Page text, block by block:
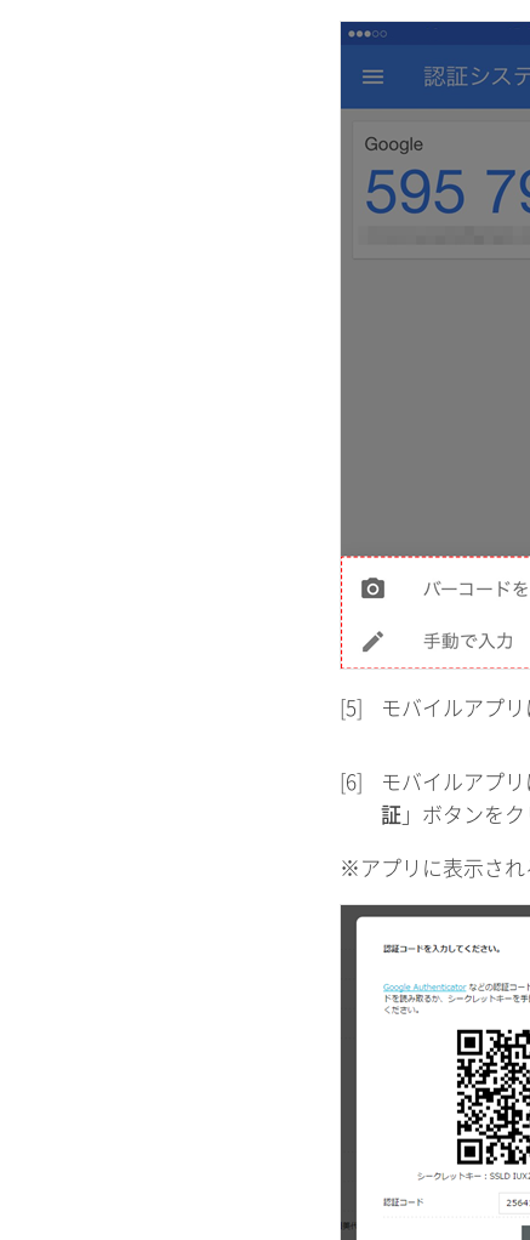
[5] モバイルアプ
[6] モバイルアプ
証 」ボタンをク
※アプリに表示され